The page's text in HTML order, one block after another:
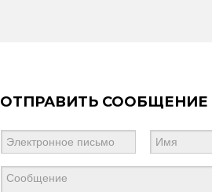
ОТПРАВИТЬ СООБЩЕНИЕ